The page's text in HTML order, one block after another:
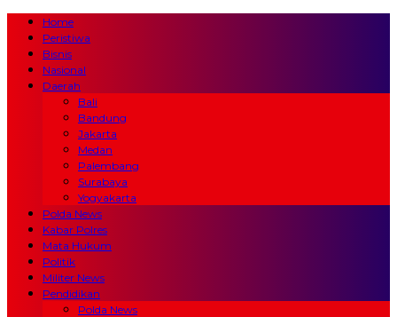
Home
Peristiwa
Bisnis
Nasional
Daerah
Bali
Bandung
Jakarta
Medan
Palembang
Surabaya
Yogyakarta
Polda News
Kabar Polres
Mata Hukum
Politik
Militer News
Pendidikan
Polda News